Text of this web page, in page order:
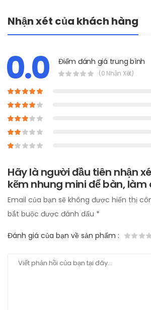
Nhận xét của khách hàng
0.0 Điểm đánh giá trung bình
(0 Nhận Xét)
Hãy là người đầu tiên nhận
kẽm nhung mini để bàn, làm
Email của bạn sẽ không được hiển thị
bắt buộc được đánh dấu *
Đánh giá của bạn về sản phẩm :